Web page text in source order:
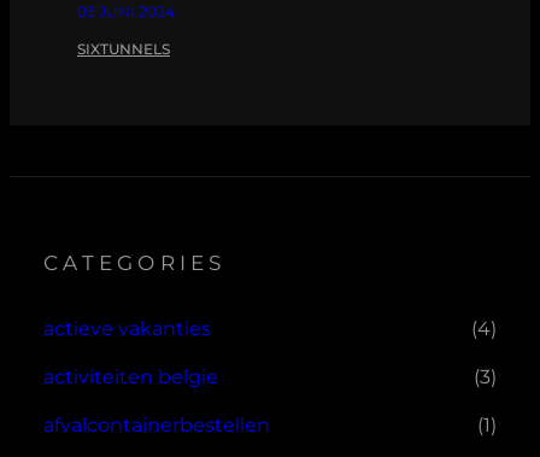
03 JUNI 2024
SIXTUNNELS
CATEGORIES
actieve vakanties (4)
activiteiten belgie (3)
afvalcontainerbestellen (1)